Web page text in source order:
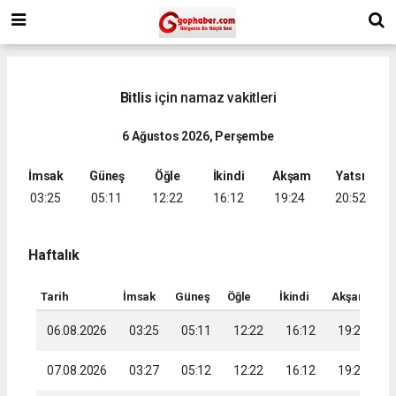
Bitlis için namaz vakitleri
6 Ağustos 2026, Perşembe
İmsak
03:25
Güneş
05:11
Öğle
12:22
İkindi
16:12
Akşam
19:24
Yatsı
20:52
Haftalık
Tarih İmsak Güneş Öğle İkindi Akşam
06.08.2026 03:25 05:11 12:22 16:12 19:24
07.08.2026 03:27 05:12 12:22 16:12 19:22